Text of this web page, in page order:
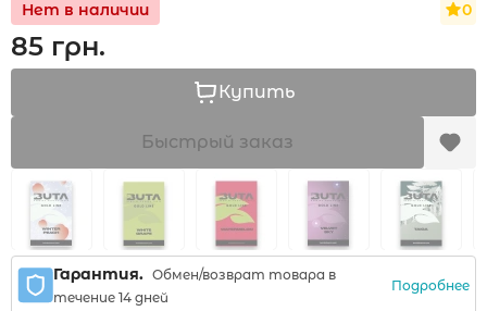
Нет в наличии
0
85 грн.
Купить
Быстрый заказ
Гарантия. Обмен/возврат товара в
течение 14 дней
Подробнее